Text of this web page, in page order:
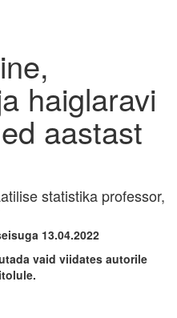
haiglaravi
aastast
statistika professor,
13.04.2022
vaid viidates autorile